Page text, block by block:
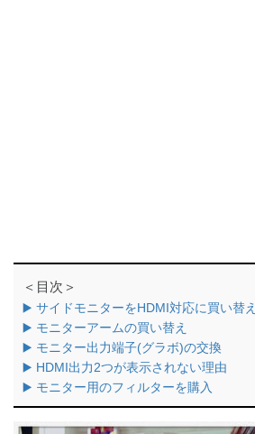
＜目次＞
▶️ サイドモニターをHDMI対応に買い替え
▶️ モニターアームの買い替え
▶️ モニター出力端子(グラボ)の交換
▶️ HDMI出力2つが表示されない理由
▶️ モニター用のフィルターを購入